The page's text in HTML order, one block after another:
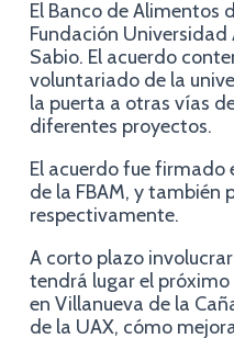
El Banco de Alimentos
Fundación
Sabio. El acuerdo
voluntariado de la
la puerta a otras vías
diferentes proyectos.
El acuerdo fue firmado
de la FBAM, y también
respectivamente.
A corto plazo
tendrá lugar el
en Villanueva de la
de la UAX, cómo